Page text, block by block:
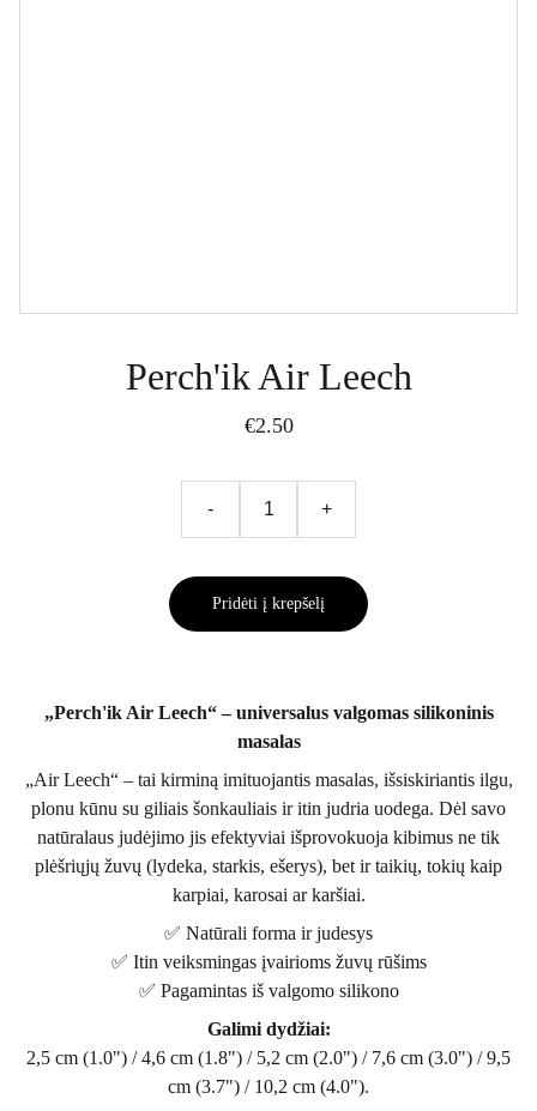
Perch'ik Air Leech
€2.50
- +
Pridėti į krepšelį
„Perch'ik Air Leech“ – universalus valgomas silikoninis
masalas
„Air Leech“ – tai kirminą imituojantis masalas, išsiskiriantis ilgu,
plonu kūnu su giliais šonkauliais ir itin judria uodega. Dėl savo
natūralaus judėjimo jis efektyviai išprovokuoja kibimus ne tik
plėšriųjų žuvų (lydeka, starkis, ešerys), bet ir taikių, tokių kaip
karpiai, karosai ar karšiai.
✅ Natūrali forma ir judesys
✅ Itin veiksmingas įvairioms žuvų rūšims
✅ Pagamintas iš valgomo silikono
Galimi dydžiai:
2,5 cm (1.0") / 4,6 cm (1.8") / 5,2 cm (2.0") / 7,6 cm (3.0") / 9,5
cm (3.7") / 10,2 cm (4.0").